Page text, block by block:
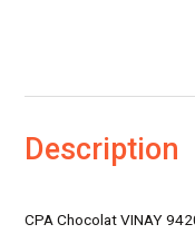
Description
CPA Chocolat VINAY